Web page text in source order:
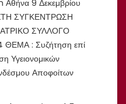
9 Δεκεμβρίου
ΣΥΓΚΕΝΤΡΩΣΗ
ΣΥΛΛΟΓΟ
: Συζήτηση επί
Υγειονομικών
Αποφοίτων